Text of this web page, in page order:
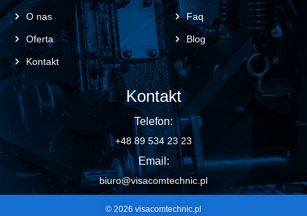
O nas
Oferta
Kontakt
Faq
Blog
Kontakt
Telefon:
+48 89 534 23 23
Email:
biuro@visacomtechnic.pl
© 2026 visacomtechnic.pl